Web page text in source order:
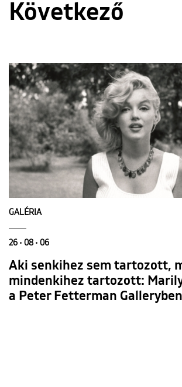
Következő
GALÉRIA
26 • 08 • 06
Aki senkihez sem tartozott,
mindenkihez tartozott:
a Peter Fetterman Galleryben